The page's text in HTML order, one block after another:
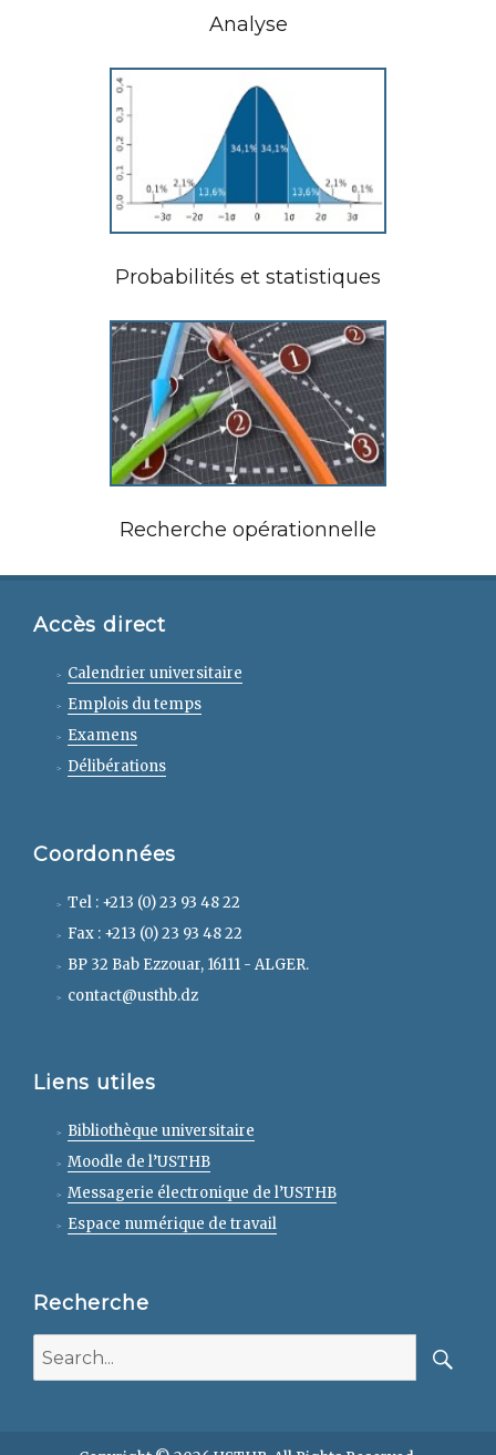
Analyse
Probabilités et statistiques
Recherche opérationnelle
Accès direct
Calendrier universitaire
Emplois du temps
Examens
Délibérations
Coordonnées
Tel : +213 (0) 23 93 48 22
Fax : +213 (0) 23 93 48 22
BP 32 Bab Ezzouar, 16111 - ALGER.
contact@usthb.dz
Liens utiles
Bibliothèque universitaire
Moodle de l’USTHB
Messagerie électronique de l’USTHB
Espace numérique de travail
Recherche
for: